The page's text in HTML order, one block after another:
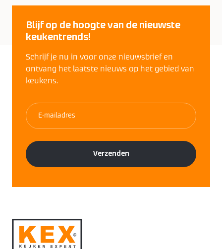
Blijf op de hoogte van de nieuwste
keukentrends!
Schrijf je nu in voor onze nieuwsbrief en
ontvang het laatste nieuws op het gebied van
keukens.